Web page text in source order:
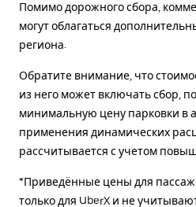
Помимо дорожного сбора,
могут облагаться
региона.
Обратите внимание, что
из него может включать сбор,
минимальную цену парковки в
применения динамических
рассчитывается с учетом
*Приведённые цены для
только для UberX и не